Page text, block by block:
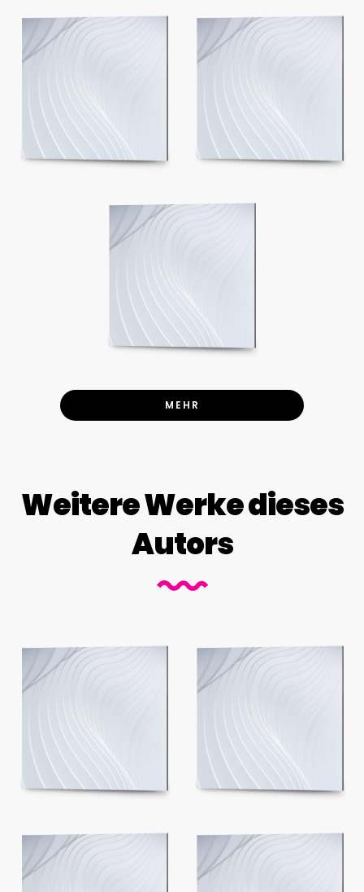
MEHR
Weitere Werke dieses
Autors